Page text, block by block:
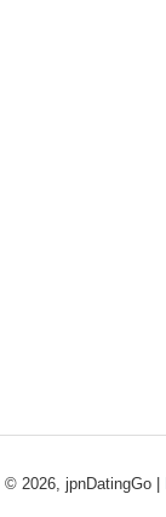
© 2026, jpnDatingGo |